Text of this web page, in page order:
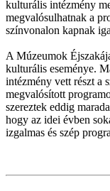
kulturális intézmény
megvalósulhatnak a
színvonalon kapnak
A Múzeumok
kulturális eseménye.
intézmény vett részt a
megvalósított
szereztek eddig
hogy az idei évben
izgalmas és szép